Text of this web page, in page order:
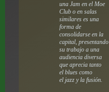
una Jam en el Moe
Club o en salas
similares es una
forma de
consolidarse en la
capital, presentando
su trabajo a una
audiencia diversa
que aprecia tanto
el bluescomo
el jazzy la fusión.